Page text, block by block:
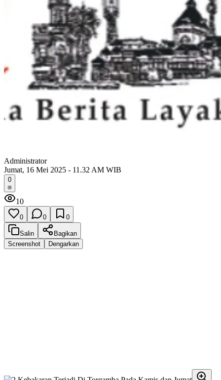
Administrator
Jumat, 16 Mei 2025 - 11.32 AM WIB
0
10
0 0 0
Salin
Bagikan
Screenshot
Dengarkan